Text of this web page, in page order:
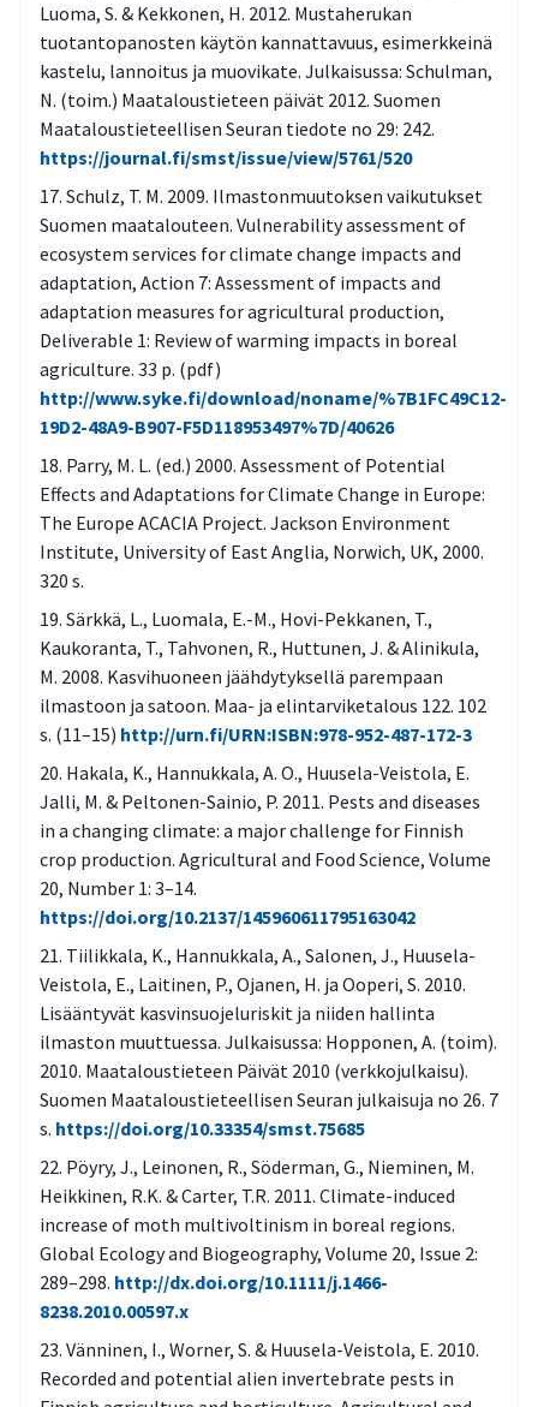
Luoma, S. & Kekkonen, H. 2012. Mustaherukan
tuotantopanosten käytön kannattavuus, esimerkkeinä
kastelu, lannoitus ja muovikate. Julkaisussa: Schulman,
N. (toim.) Maataloustieteen päivät 2012. Suomen
Maataloustieteellisen Seuran tiedote no 29: 242.
https://journal.fi/smst/issue/view/5761/520
Schulz, T. M. 2009. Ilmastonmuutoksen vaikutukset
Suomen maatalouteen. Vulnerability assessment of
ecosystem services for climate change impacts and
adaptation, Action 7: Assessment of impacts and
adaptation measures for agricultural production,
Deliverable 1: Review of warming impacts in boreal
agriculture. 33 p. (pdf)
http://www.syke.fi/download/noname/%7B1FC49C12-
19D2-48A9-B907-F5D118953497%7D/40626
Parry, M. L. (ed.) 2000. Assessment of Potential
Effects and Adaptations for Climate Change in Europe:
The Europe ACACIA Project. Jackson Environment
Institute, University of East Anglia, Norwich, UK, 2000.
320 s.
Särkkä, L., Luomala, E.-M., Hovi-Pekkanen, T.,
Kaukoranta, T., Tahvonen, R., Huttunen, J. & Alinikula,
M. 2008. Kasvihuoneen jäähdytyksellä parempaan
ilmastoon ja satoon. Maa- ja elintarviketalous 122. 102
s. (11–15) http://urn.fi/URN:ISBN:978-952-487-172-3
Hakala, K., Hannukkala, A. O., Huusela-Veistola, E.
Jalli, M. & Peltonen-Sainio, P. 2011. Pests and diseases
in a changing climate: a major challenge for Finnish
crop production. Agricultural and Food Science, Volume
20, Number 1: 3–14.
https://doi.org/10.2137/145960611795163042
Tiilikkala, K., Hannukkala, A., Salonen, J., Huusela-
Veistola, E., Laitinen, P., Ojanen, H. ja Ooperi, S. 2010.
Lisääntyvät kasvinsuojeluriskit ja niiden hallinta
ilmaston muuttuessa. Julkaisussa: Hopponen, A. (toim).
2010. Maataloustieteen Päivät 2010 (verkkojulkaisu).
Suomen Maataloustieteellisen Seuran julkaisuja no 26. 7
s. https://doi.org/10.33354/smst.75685
Pöyry, J., Leinonen, R., Söderman, G., Nieminen, M.
Heikkinen, R.K. & Carter, T.R. 2011. Climate-induced
increase of moth multivoltinism in boreal regions.
Global Ecology and Biogeography, Volume 20, Issue 2:
289–298. http://dx.doi.org/10.1111/j.1466-
8238.2010.00597.x
Vänninen, I., Worner, S. & Huusela-Veistola, E. 2010.
Recorded and potential alien invertebrate pests in